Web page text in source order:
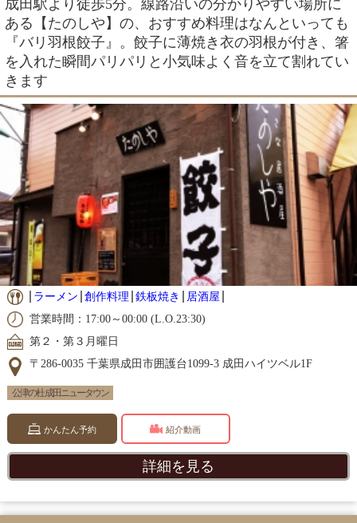
成田駅より徒歩5分。線路沿いの分かりやすい場所に
ある【たのしや】の、おすすめ料理はなんといっても
『バリ羽根餃子』。餃子に薄焼き衣の羽根が付き、箸
を入れた瞬間パリパリと小気味よく音を立て割れてい
きます
ラーメン 創作料理 鉄板焼き
居酒屋
営業時間：17:00～00:00 (L.O.23:30)
第２・第３月曜日
〒286-0035 千葉県成田市囲護台1099-3 成田ハイツベル1F
公津の杜 成田ニュータウン
かんたん予約 紹介動画
詳細を見る